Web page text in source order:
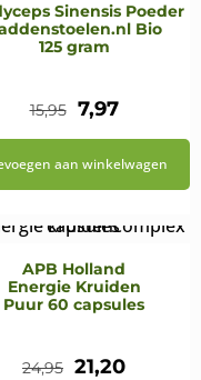
Sinensis Poeder
Bio
125 gram
15,95
prijs
7,97Huidige
prijs
aan winkelwagen
APB Holland
Energie Kruiden
Puur 60 capsules
24,95 21,20